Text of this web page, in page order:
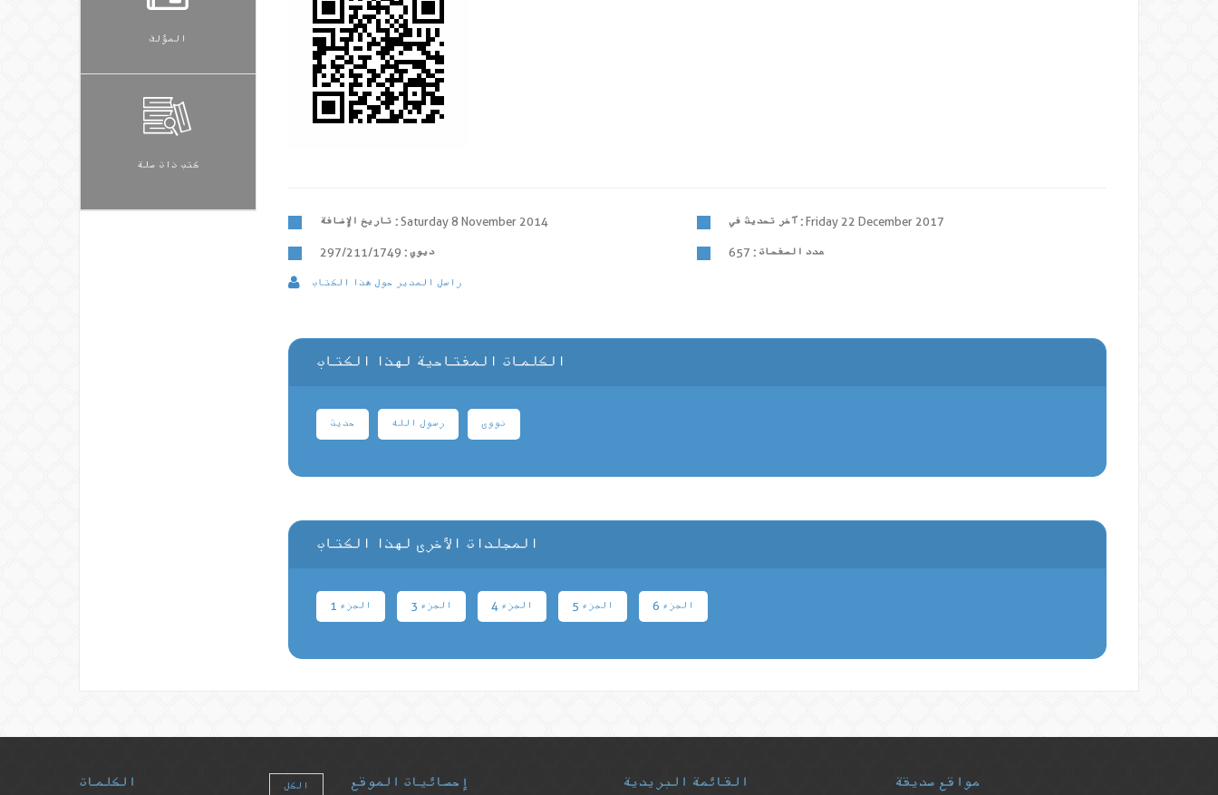
المؤلف
كتب ذات صلة
تاريخ الإضافة : Saturday 8 November 2014 آخر تحديث في : Friday 22 December 2017
ديوي : 297/211/1749 عدد الصفحات :657
راسل المدير حول هذا الكتاب
الكلمات المفتاحية لهذا الكتاب
حدیث رسول الله نووی
المجلدات الأخرى لهذا الكتاب
الجزء 1 الجزء 3 الجزء 4 الجزء 5 الجزء 6
الكلمات الكل إحصائيات الموقع القائمة البريدية مواقع صديقة